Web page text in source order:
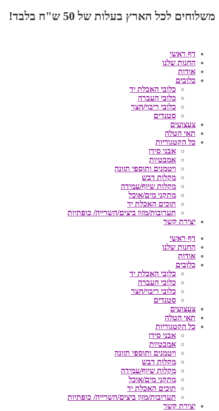
משלוחים לכל הארץ בעלות של 50 ש"ח בלבד!
דף ראשי
החנות שלנו
אודות
כלובים
כלובי האכלת יד
כלובי העברה
כלובי ריבוי/חצר
סטנדים
צעצועים
תאי הטלה
כל הקטגוריות
אבני סידן
אמבטיות
ויטמנים ותוספי תזונה
מקלות דבש
מקלות שיוף/עמידה
מתקני מים/אוכל
תוכים האכלת יד
תערובות/מזון ביצים/השרייה/ כופתיות
יצירת קשר
דף ראשי
החנות שלנו
אודות
כלובים
כלובי האכלת יד
כלובי העברה
כלובי ריבוי/חצר
סטנדים
צעצועים
תאי הטלה
כל הקטגוריות
אבני סידן
אמבטיות
ויטמנים ותוספי תזונה
מקלות דבש
מקלות שיוף/עמידה
מתקני מים/אוכל
תוכים האכלת יד
תערובות/מזון ביצים/השרייה/ כופתיות
יצירת קשר